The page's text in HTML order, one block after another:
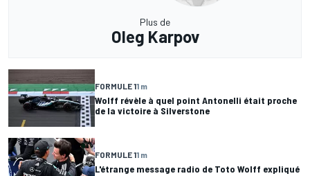
Plus de
Oleg Karpov
FORMULE 11 m
Wolff révèle à quel point Antonelli était proche
de la victoire à Silverstone
FORMULE 11 m
L'étrange message radio de Toto Wolff expliqué